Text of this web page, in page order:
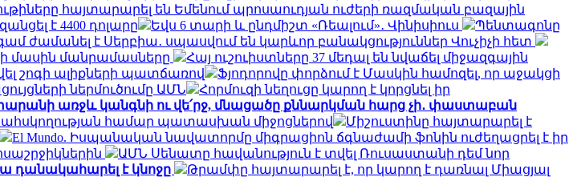
հայտարարել են Եմենում պրոսաուդյան ուժերի ռազմական բազային
է 4400 դոլարը Եվս 6 տարի և ընդմիշտ «Ռեալում»․ Վինիսիուս
Պենտագոնը
ժամանել է Սերբիա․ սպասվում են կարևոր բանակցություններ Վուչիչի հետ
մասին մանրամասները
Հայ ուշուիստները 37 մեդալ են նվաճել միջազգային
շոգի ալիքների պատճառով
Ֆյոդորովը փորձում է Մասկին համոզել, որ աջակցի
ներմուծումը ԱՄՆ
Հորմուզի նեղուցը կարող է կորցնել իր
առջև կանգնի ու վե՛րջ, մնացածը քննարկման հարց չի․ փաստաբան
համար պատասխան միջոցներով
Միշուստինը հայտարարել է
El Mundo. Իսպանական նավատորմը միգրացիոն ճգնաժամի ֆոնին ուժեղացրել է իր
ԱՄՆ Սենատը հավանություն է տվել Ռուսաստանի դեմ նոր
դանակահարել է կնոջը
Թրամփը հայտարարել է, որ կարող է դառնալ Միացյալ